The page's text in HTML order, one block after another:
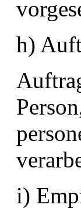
h)
i)